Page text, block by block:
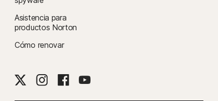
Asistencia para
productos Norton
Cómo renovar